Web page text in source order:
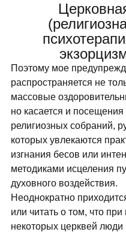
Поэтому мое
распространяется не
массовые
но касается и посещения
религиозных собраний,
которых увлекаются
изгнания бесов или
методиками исцеления
духовного воздействия.
Неоднократно
или читать о том, что
некоторых церквей люди